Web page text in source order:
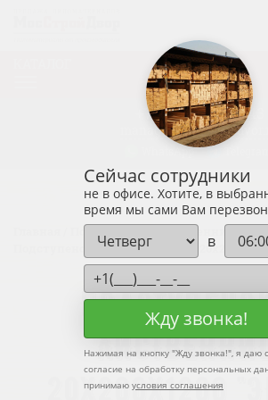
+7 (915) 438-33-43
WhatsApp
Подступенок Лиственница
Подступенок из лиственницы 20х200х1200
20Х200Х1200
Сейчас сотрудники
не в офисе. Хотите, в
время мы сами Вам
в
Жду звонка!
Нажимая на кнопку "Жду звонка!", я даю
согласие на обработку персональных
принимаю условия соглашения